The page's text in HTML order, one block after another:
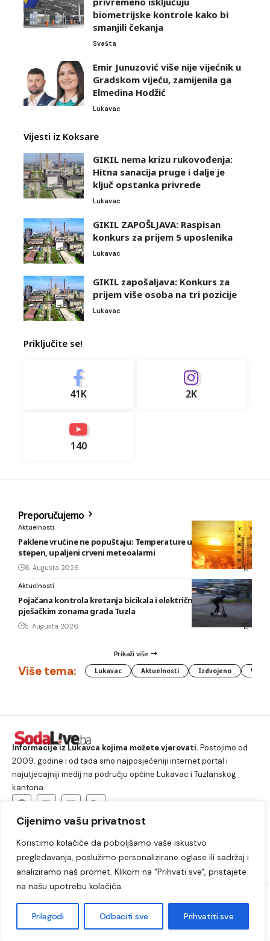
Cijenimo vašu privatnost
Koristimo kolačiće da poboljšamo vaše iskustvo
pregledavanja, poslužimo personalizirane oglase ili sadržaj i
analiziramo naš promet. Klikom na "Prihvati sve", pristajete
na našu upotrebu kolačića.
Prilagodi Odbaciti sve Prihvatiti sve
biometrijske kontrole kako bi
smanjili čekanja
Svašta
Emir Junuzović više nije vijećnik u
Gradskom vijeću, zamijenila ga
Elmedina Hodžić
Lukavac
Vijesti iz Koksare
GIKIL nema krizu rukovođenja:
Hitna sanacija pruge i dalje je
ključ opstanka privrede
Lukavac
GIKIL ZAPOŠLJAVA: Raspisan
konkurs za prijem 5 uposlenika
Lukavac
GIKIL zapošaljava: Konkurs za
prijem više osoba na tri pozicije
Lukavac
Priključite se!
41K 2K
140
Preporučujemo
Aktuelnosti
Paklene vrućine ne popuštaju: Temperature u BiH i do 41
stepen, upaljeni crveni meteoalarmi
6. Augusta 2026.
Aktuelnosti
Pojačana kontrola kretanja bicikala i električnih romobila u
pješačkim zonama grada Tuzla
5. Augusta 2026.
Prikaži više
Više tema: Lukavac Aktuelnosti Izdvojeno
Informacije iz Lukavca kojima možete vjerovati.Postojimo od
2009. godine i od tada smo najposjećeniji internet portal i
najutjecajniji medij na području općine Lukavac i Tuzlanskog
kantona.
Lukavac Društvo Crna hronika
Sport
Kultura
Kolumne Slobodno vrijeme